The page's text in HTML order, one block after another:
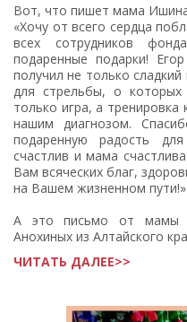
Вот, что пишет мама
«Хочу от всего сердца
всех сотрудников
подаренные подарки!
получил не только
для стрельбы, о
только игра, а
нашим диагнозом.
подаренную радость
счастлив и мама
Вам всяческих благ,
на Вашем жизненном пути!»
А это письмо от мамы
Анохиных из Алтайского кра
ЧИТАТЬ ДАЛЕЕ>>